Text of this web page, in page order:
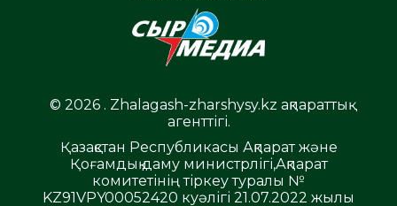
© 2026 . Zhalagash-zharshysy.kz ақпараттық
агенттігі.
Қазақстан Республикасы Ақпарат және
Қоғамдық даму министрлігі,Ақпарат
комитетінің тіркеу туралы №
KZ91VPY00052420 куәлігі 21.07.2022 жылы